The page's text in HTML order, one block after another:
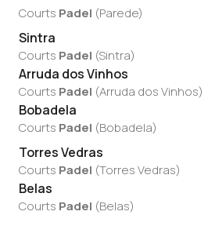
Courts Padel (Parede)
Sintra
Courts Padel (Sintra)
Arruda dos Vinhos
Courts Padel (Arruda dos Vinhos)
Bobadela
Courts Padel (Bobadela)
Torres Vedras
Courts Padel (Torres Vedras)
Belas
Courts Padel (Belas)